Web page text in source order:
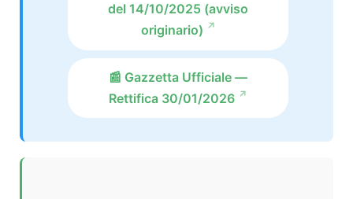
del 14/10/2025 (avviso
originario)
📰 Gazzetta Ufficiale —
Rettifica 30/01/2026